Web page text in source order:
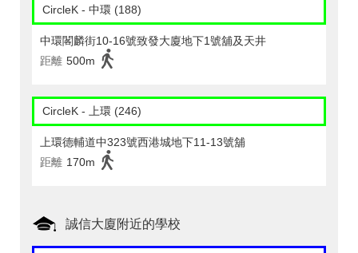
CircleK - 中環 (188)
中環閣麟街10-16號致發大廈地下1號舖及天井
距離 500m
CircleK - 上環 (246)
上環德輔道中323號西港城地下11-13號舖
距離 170m
誠信大廈附近的學校